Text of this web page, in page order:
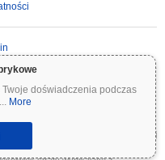
doświadczenia podczas
... More
zmienne i wiążą się ze znacznym
inwestycji. Wszystkie informacje na
i nie stanowią porady
własne badania (DYOR) i konsultuj
podjęciem decyzji inwestycyjnych.